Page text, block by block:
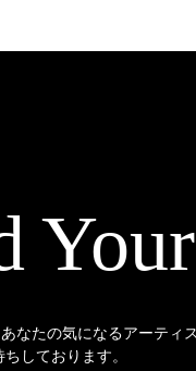
なたの気になるアーティ
しております。